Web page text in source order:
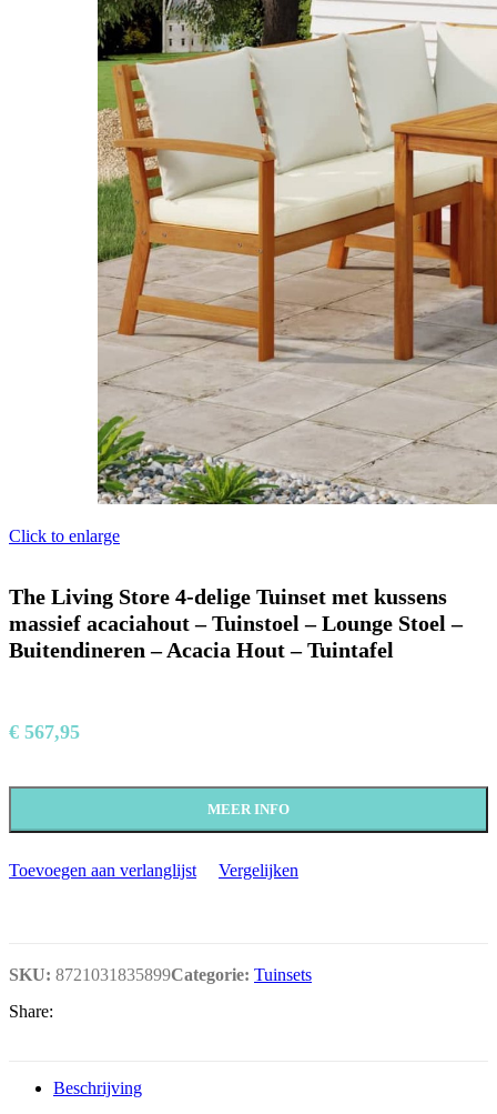
Click to enlarge
The Living Store 4-delige Tuinset met kussens
massief acaciahout – Tuinstoel – Lounge Stoel –
Buitendineren – Acacia Hout – Tuintafel
€ 567,95
MEER INFO
Toevoegen aan verlanglijst Vergelijken
SKU: 8721031835899Categorie: Tuinsets
Share:
Beschrijving